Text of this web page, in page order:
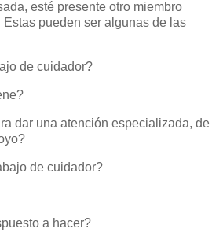
esté presente otro miembro
pueden ser algunas de las
de cuidador?
dar una atención especializada, de
de cuidador?
a hacer?